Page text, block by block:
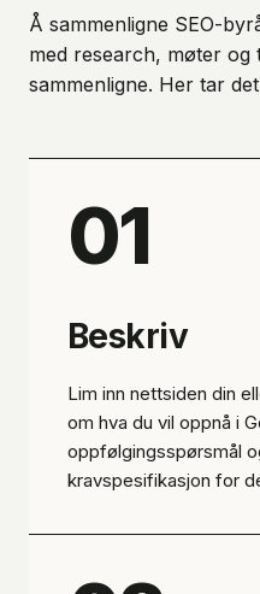
Å sammenligne SEO-
med research, møter og
sammenligne. Her tar
01
Beskriv
Lim inn nettsiden din
om hva du vil oppnå i
oppfølgingsspørsmål
kravspesifikasjon for